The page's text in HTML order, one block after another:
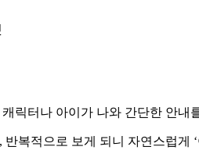
릭터나 아이가 나와 간단한 안내
복적으로 보게 되니 자연스럽게